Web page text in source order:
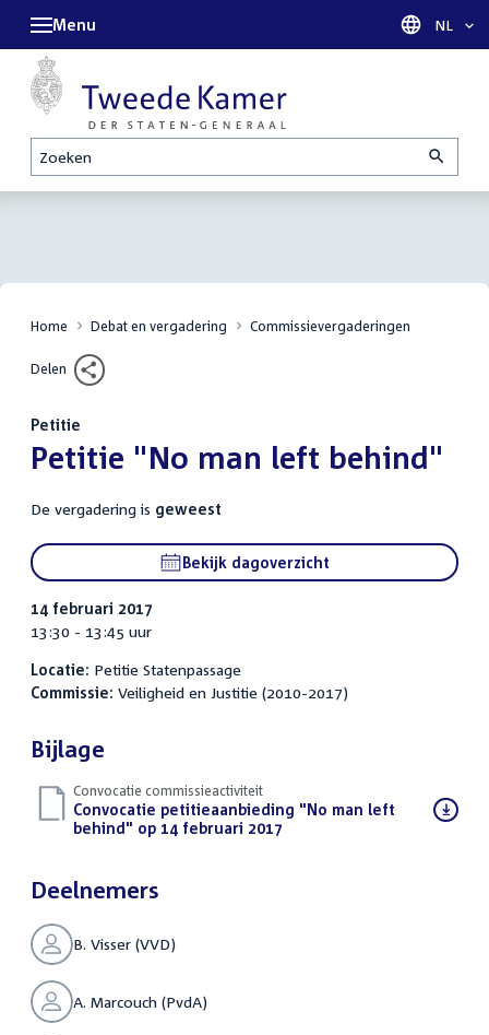
Zoeken
Menu Taal
NL
Home Debat en vergadering Commissievergaderingen
Delen
Petitie
:Petitie "No man left behind"
De vergadering is geweest
Bekijk dagoverzicht
14 februari 2017
13:30 - 13:45 uur
Locatie: Petitie Statenpassage
Commissie: Veiligheid en Justitie (2010-2017)
Bijlage
Convocatie commissieactiviteit
Download
bestand:
Convocatie petitieaanbieding "No man left
behind" op 14 februari 2017
Deelnemers
B. Visser (VVD)
A. Marcouch (PvdA)